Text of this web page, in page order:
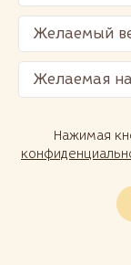
Желаемая
Нажимая